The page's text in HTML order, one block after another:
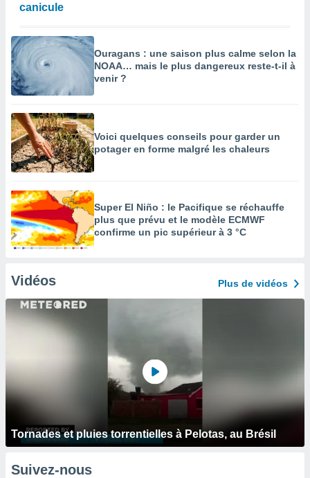
canicule
Ouragans : une saison plus calme selon la
NOAA… mais le plus dangereux reste-t-il à
venir ?
Voici quelques conseils pour garder un
potager en forme malgré les chaleurs
Super El Niño : le Pacifique se réchauffe
plus que prévu et le modèle ECMWF
confirme un pic supérieur à 3 °C
Vidéos Plus de vidéos
Tornades et pluies torrentielles à Pelotas, au Brésil
Suivez-nous